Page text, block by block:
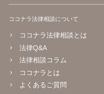
ココナラ法律相談について
ココナラ法律相談とは
法律Q&A
法律相談コラム
ココナラとは
よくあるご質問